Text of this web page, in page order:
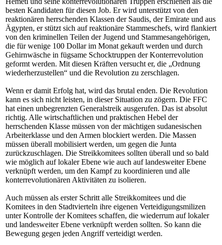
besten Kandidaten für diesen Job. Er wird unterstützt von den
reaktionären herrschenden Klassen der Saudis, der Emirate und aus
Ägypten, er stützt sich auf reaktionäre Stammeschefs, wird flankiert
von den kriminellen Teilen der Jugend und Stammesangehörigen,
die für wenige 100 Dollar im Monat gekauft werden und durch
Gehirnwäsche in fügsame Schocktruppen der Konterrevolution
geformt werden. Mit diesen Kräften versucht er, die „Ordnung
wiederherzustellen“ und die Revolution zu zerschlagen.
Wenn er damit Erfolg hat, wird das brutal enden. Die Revolution
kann es sich nicht leisten, in dieser Situation zu zögern. Die FFC
hat einen unbegrenzten Generalstreik ausgerufen. Das ist absolut
richtig. Alle wirtschaftlichen und praktischen Hebel der
herrschenden Klasse müssen von der mächtigen sudanesischen
Arbeiterklasse und den Armen blockiert werden. Die Massen
müssen überall mobilisiert werden, um gegen die Junta
zurückzuschlagen. Die Streikkomitees sollten überall und so bald
wie möglich auf lokaler Ebene wie auch auf landesweiter Ebene
verknüpft werden, um den Kampf zu koordinieren und alle
konterrevolutionären Aktivitäten zu isolieren.
Auch müssen als erster Schritt alle Streikkomitees und die
Komitees in den Stadtvierteln ihre eigenen Verteidigungsmilizen
unter Kontrolle der Komitees schaffen, die wiederrum auf lokaler
und landesweiter Ebene verknüpft werden sollten. So kann die
Bewegung gegen jeden Angriff verteidigt werden.